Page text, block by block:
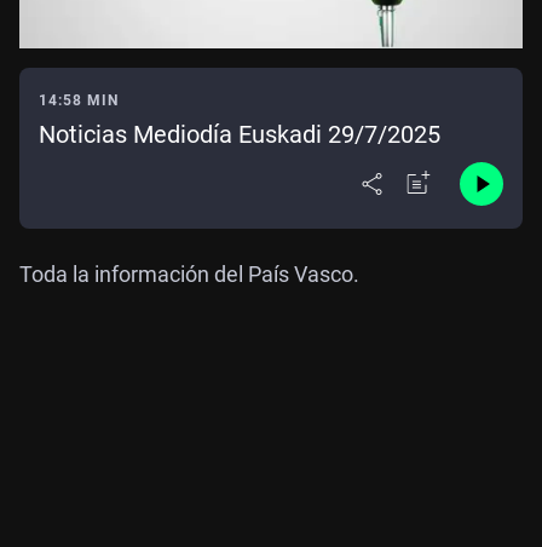
14:58 MIN
Noticias Mediodía Euskadi 29/7/2025
Toda la información del País Vasco.